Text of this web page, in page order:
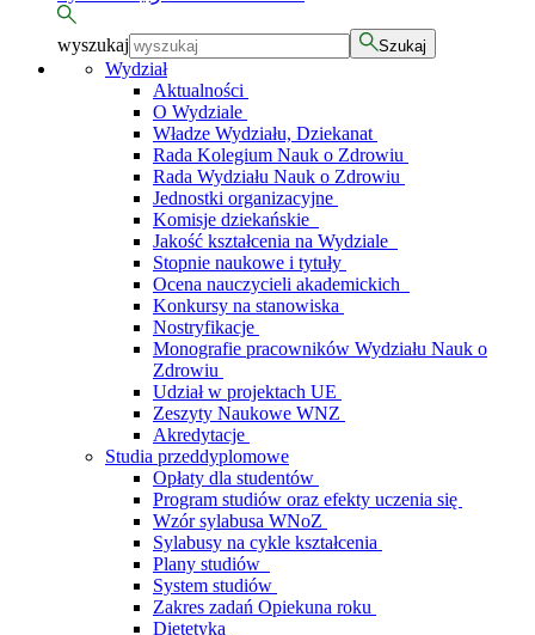
wyszukaj Szukaj
Wydział
Aktualności
O Wydziale
Władze Wydziału, Dziekanat
Rada Kolegium Nauk o Zdrowiu
Rada Wydziału Nauk o Zdrowiu
Jednostki organizacyjne
Komisje dziekańskie
Jakość kształcenia na Wydziale
Stopnie naukowe i tytuły
Ocena nauczycieli akademickich
Konkursy na stanowiska
Nostryfikacje
Monografie pracowników Wydziału Nauk o
Zdrowiu
Udział w projektach UE
Zeszyty Naukowe WNZ
Akredytacje
Studia przeddyplomowe
Opłaty dla studentów
Program studiów oraz efekty uczenia się
Wzór sylabusa WNoZ
Sylabusy na cykle kształcenia
Plany studiów
System studiów
Zakres zadań Opiekuna roku
Dietetyka